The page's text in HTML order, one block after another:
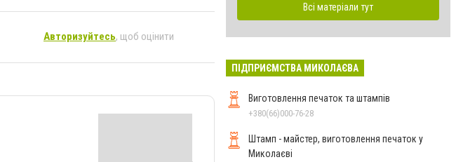
Авторизуйтесь, щоб оцінити
Всі матеріали тут
ПІДПРИЄМСТВА МИКОЛАЄВА
Виготовлення печаток та штампів
+380(66)000-76-28
Штамп - майстер, виготовлення печаток у
Миколаєві